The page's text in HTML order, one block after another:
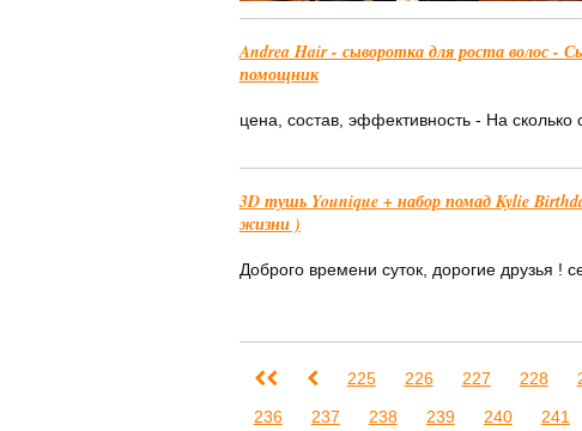
Andrea Hair - сыворотка для роста волос -
помощник
цена, состав, эффективность - На сколько
3D тушь Younique + набор помад Kylie
жизни )
Доброго времени суток, дорогие друзья !
225 226 227 228
236
237 238 239 240 241